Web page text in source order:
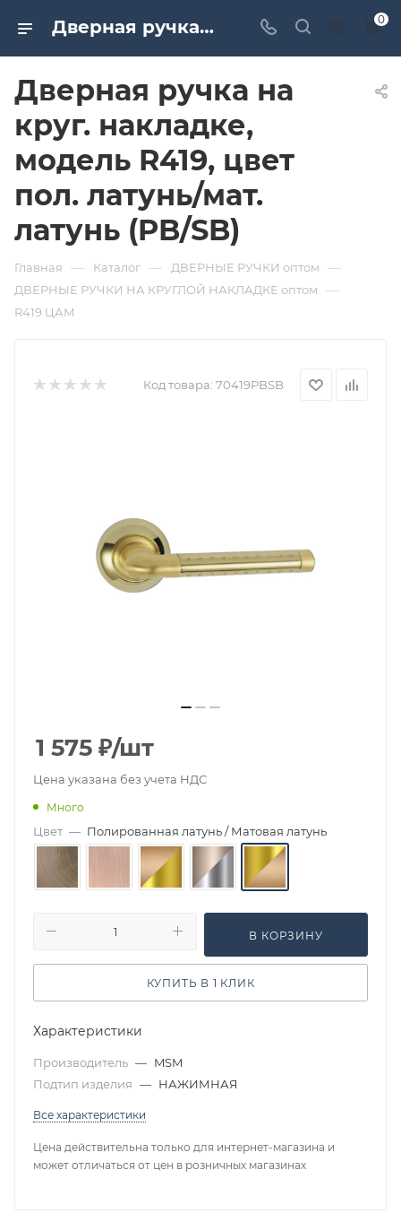
Дверная ручка на круг. накладке, модель R419, цвет пол. латунь/мат. латунь (PB/SB). Дверная и мебельная фурнитура САМИР-КИЛИТ | Оптовые поставки 0
Дверная ручка на
круг. накладке,
модель R419, цвет
пол. латунь/мат.
латунь (PB/SB)
Главная — Каталог — ДВЕРНЫЕ РУЧКИ оптом —
ДВЕРНЫЕ РУЧКИ НА КРУГЛОЙ НАКЛАДКЕ оптом —
R419 ЦАМ
Код товара: 70419PBSB
1 575 ₽/шт
Цена указана без учета НДС
Много
Цвет — Полированная латунь / Матовая латунь
В КОРЗИНУ
КУПИТЬ В 1 КЛИК
Характеристики
Производитель — MSM
Подтип изделия — НАЖИМНАЯ
Все характеристики
Цена действительна только для интернет-магазина и
может отличаться от цен в розничных магазинах